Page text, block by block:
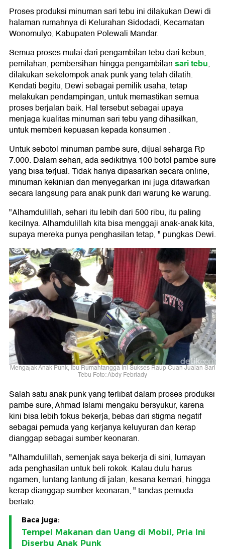
Proses produksi minuman sari tebu ini dilakukan Dewi di
halaman rumahnya di Kelurahan Sidodadi, Kecamatan
Wonomulyo, Kabupaten Polewali Mandar.
Semua proses mulai dari pengambilan tebu dari kebun,
pemilahan, pembersihan hingga pengambilansari tebu,
dilakukan sekelompok anak punk yang telah dilatih.
Kendati begitu, Dewi sebagai pemilik usaha, tetap
melakukan pendampingan, untuk memastikan semua
proses berjalan baik. Hal tersebut sebagai upaya
menjaga kualitas minuman sari tebu yang dihasilkan,
untuk memberi kepuasan kepada konsumen .
Untuk sebotol minuman pambe sure, dijual seharga Rp
7.000. Dalam sehari, ada sedikitnya 100 botol pambe sure
yang bisa terjual. Tidak hanya dipasarkan secara online,
minuman kekinian dan menyegarkan ini juga ditawarkan
secara langsung para anak punk dari warung ke warung.
"Alhamdulillah, sehari itu lebih dari 500 ribu, itu paling
kecilnya. Alhamdulillah kita bisa menggaji anak-anak kita,
supaya mereka punya penghasilan tetap, " pungkas Dewi.
Mengajak Anak Punk, Ibu Rumahtangga Ini Sukses Raup Cuan Jualan Sari
Tebu Foto: Abdy Febriady
Salah satu anak punk yang terlibat dalam proses produksi
pambe sure, Ahmad Islami mengaku bersyukur, karena
kini bisa lebih fokus bekerja, bebas dari stigma negatif
sebagai pemuda yang kerjanya keluyuran dan kerap
dianggap sebagai sumber keonaran.
"Alhamdulillah, semenjak saya bekerja di sini, lumayan
ada penghasilan untuk beli rokok. Kalau dulu harus
ngamen, luntang lantung di jalan, kesana kemari, hingga
kerap dianggap sumber keonaran, " tandas pemuda
bertato.
Baca juga:
Tempel Makanan dan Uang di Mobil, Pria Ini
Diserbu Anak Punk